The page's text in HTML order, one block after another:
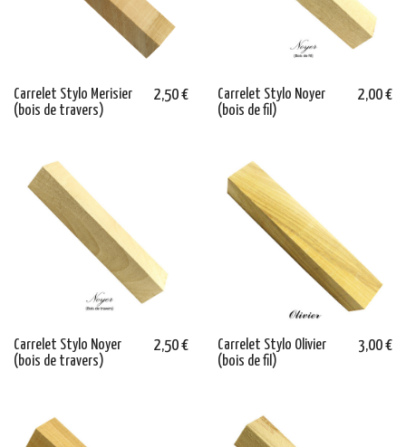
Carrelet Stylo Merisier
(bois de travers)
2,50 €
Carrelet Stylo Noyer
(bois de fil)
2,00 €
Carrelet Stylo Noyer
(bois de travers)
2,50 €
Carrelet Stylo Olivier
(bois de fil)
3,00 €